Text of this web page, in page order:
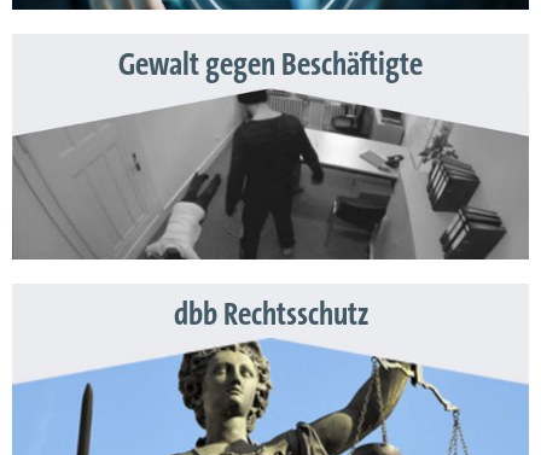
Gewalt gegen Beschäftigte
dbb Rechtsschutz